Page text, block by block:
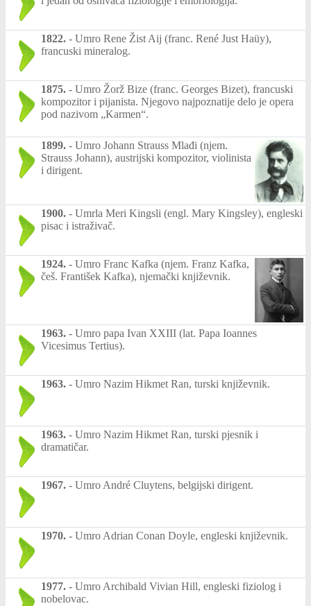
1822. - Umro Rene Žist Aij (franc. René Just Haüy),
francuski mineralog.
1875. - Umro Žorž Bize (franc. Georges Bizet), francuski
kompozitor i pijanista. Njegovo najpoznatije delo je opera
pod nazivom „Karmen“.
1899. - Umro Johann Strauss Mlađi (njem.
Strauss Johann), austrijski kompozitor, violinista
i dirigent.
1900. - Umrla Meri Kingsli (engl. Mary Kingsley), engleski
pisac i istraživač.
1924. - Umro Franc Kafka (njem. Franz Kafka,
češ. František Kafka), njemački književnik.
1963. - Umro papa Ivan XXIII (lat. Papa Ioannes
Vicesimus Tertius).
1963. - Umro Nazim Hikmet Ran, turski književnik.
1963. - Umro Nazim Hikmet Ran, turski pjesnik i
dramatičar.
1967. - Umro André Cluytens, belgijski dirigent.
1970. - Umro Adrian Conan Doyle, engleski književnik.
1977. - Umro Archibald Vivian Hill, engleski fiziolog i
nobelovac.